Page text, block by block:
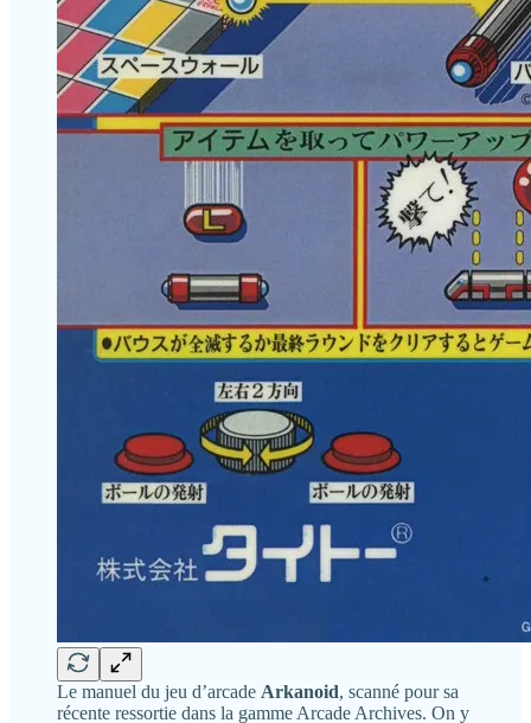
Le manuel du jeu d’arcade Arkanoid, scanné pour sa
récente ressortie dans la gamme Arcade Archives. On y